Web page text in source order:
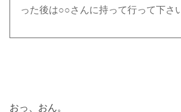
った後は○○さんに持って行って下さ
おっ、おん。